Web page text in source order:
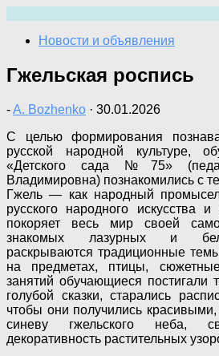
содержимому
Новости и объявления
Гжельская роспись
-A. Bozhenko · 30.01.2026
С целью формирования
русской народной культуре,
«Детского сада №75»
Владимировна) познакомились с
Гжель — как народный
русского народного искусства
покоряет весь мир своей
знакомых лазурных и
раскрываются традиционные
на предметах, птицы,
занятий обучающиеся постигали
голубой сказки, старались
чтобы они получились
синеву гжельского неба,
декоративность растительных